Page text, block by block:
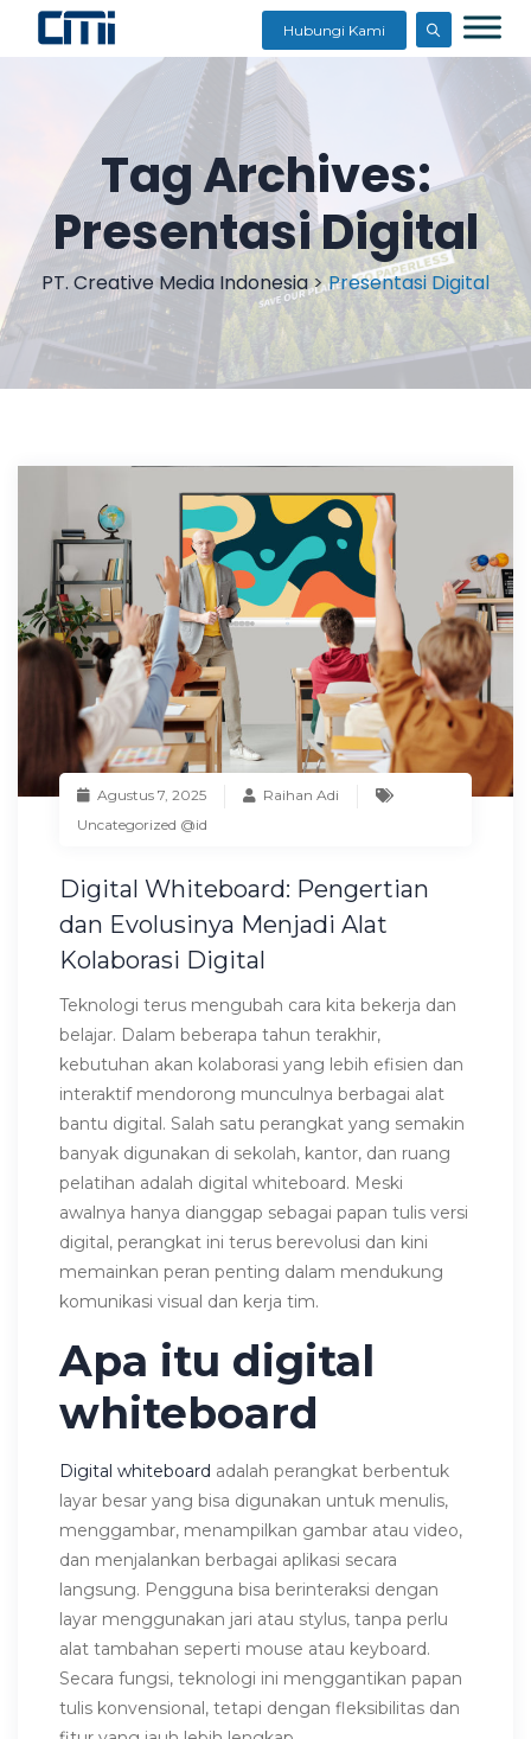
Hubungi Kami
Tag Archives:
Presentasi Digital
PT. Creative Media Indonesia>Presentasi Digital
Agustus 7, 2025
Raihan Adi
Uncategorized @id
Digital Whiteboard: Pengertian
dan Evolusinya Menjadi Alat
Kolaborasi Digital
Teknologi terus mengubah cara kita bekerja dan
belajar. Dalam beberapa tahun terakhir,
kebutuhan akan kolaborasi yang lebih efisien dan
interaktif mendorong munculnya berbagai alat
bantu digital. Salah satu perangkat yang semakin
banyak digunakan di sekolah, kantor, dan ruang
pelatihan adalah digital whiteboard. Meski
awalnya hanya dianggap sebagai papan tulis versi
digital, perangkat ini terus berevolusi dan kini
memainkan peran penting dalam mendukung
komunikasi visual dan kerja tim.
Apa itu digital
whiteboard
Digital whiteboard adalah perangkat berbentuk
layar besar yang bisa digunakan untuk menulis,
menggambar, menampilkan gambar atau video,
dan menjalankan berbagai aplikasi secara
langsung. Pengguna bisa berinteraksi dengan
layar menggunakan jari atau stylus, tanpa perlu
alat tambahan seperti mouse atau keyboard.
Secara fungsi, teknologi ini menggantikan papan
tulis konvensional, tetapi dengan fleksibilitas dan